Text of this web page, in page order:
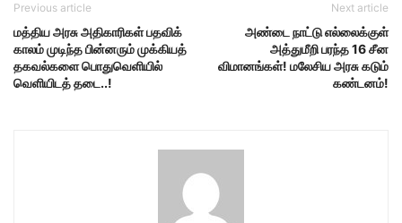
Previous article
மத்திய அரசு அதிகாரிகள் பதவிக்
காலம் முடிந்த பின்னரும் முக்கியத்
தகவல்களை பொதுவெளியில்
வெளியிடத் தடை..!
Next article
அண்டை நாட்டு எல்லைக்குள்
அத்துமீறி பரந்த 16 சீன
விமானங்கள்! மலேசிய அரசு கடும்
கண்டனம்!